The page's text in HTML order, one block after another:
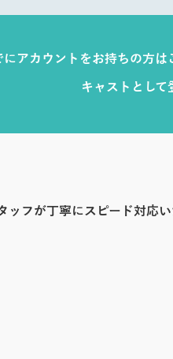
にアカウントをお持ちの方は
キャストとして
フが丁寧にスピード対応い